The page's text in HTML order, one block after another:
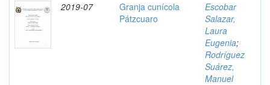
2019-07
Granja cunícola
Pátzcuaro
Escobar
Salazar,
Laura
Eugenia;
Rodríguez
Suárez,
Manuel